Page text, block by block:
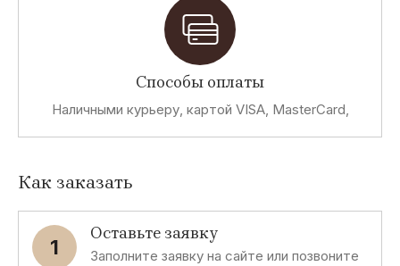
Способы оплаты
Наличными курьеру, картой VISA, MasterCard,
Как заказать
1
Оставьте заявку
Заполните заявку на сайте или позвоните